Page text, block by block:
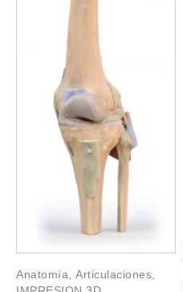
Anatomía, Articulaciones,